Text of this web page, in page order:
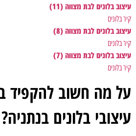
עיצוב בלונים לבת מצווה (11)
קיר בלונים
עיצוב בלונים לבת מצווה (8)
קיר בלונים
עיצוב בלונים לבת מצווה (7)
קיר בלונים
על מה חשוב להקפיד
עיצובי בלונים בנתניה?